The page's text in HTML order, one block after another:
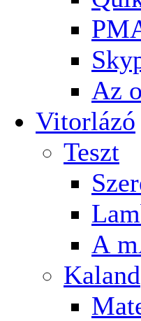
Az
Vitorlázó
Teszt
A
Kaland